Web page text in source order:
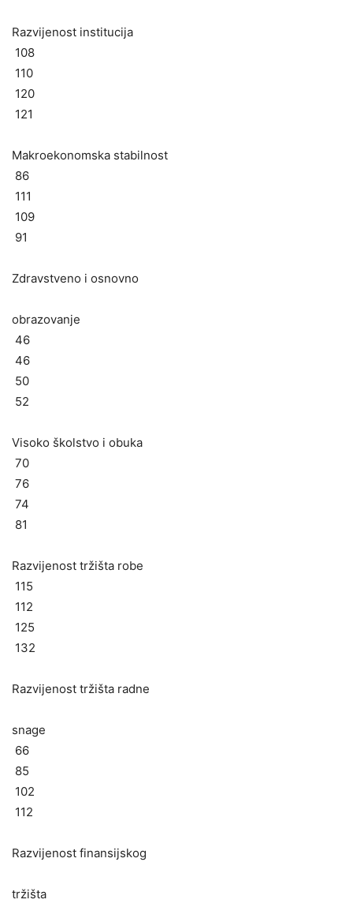
Razvijenost institucija
108
110
120
121
Makroekonomska stabilnost
86
111
109
91
Zdravstveno i osnovno
obrazovanje
46
46
50
52
Visoko školstvo i obuka
70
76
74
81
Razvijenost tržišta robe
115
112
125
132
Razvijenost tržišta radne
snage
66
85
102
112
Razvijenost finansijskog
tržišta